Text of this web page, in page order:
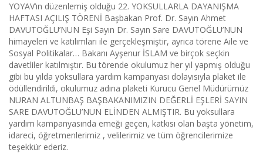
YOYAV’ın düzenlemiş olduğu 22. YOKSULLARLA DAYANIŞMA
HAFTASI AÇILIŞ TÖRENİ Başbakan Prof. Dr. Sayın Ahmet
DAVUTOĞLU’NUN Eşi Sayın Dr. Sayın Sare DAVUTOĞLU’NUN
himayeleri ve katılımları ile gerçekleşmiştir, ayrıca törene Aile ve
Sosyal Politikalar… Bakanı Ayşenur İSLAM ve birçok seçkin
davetliler katılmıştır. Bu törende okulumuz her yıl yapmış olduğu
gibi bu yılda yoksullara yardım kampanyası dolayısıyla plaket ile
ödüllendirildi, okulumuz adına plaketi Kurucu Genel Müdürümüz
NURAN ALTUNBAŞ BAŞBAKANIMIZIN DEĞERLİ EŞLERİ SAYIN
SARE DAVUTOĞLU’NUN ELİNDEN ALMIŞTIR. Bu yoksullara
yardım kampanyasında emeği geçen, katkısı olan başta yönetim,
idareci, öğretmenlerimiz , velilerimiz ve tüm öğrencilerimize
teşekkür ederiz.